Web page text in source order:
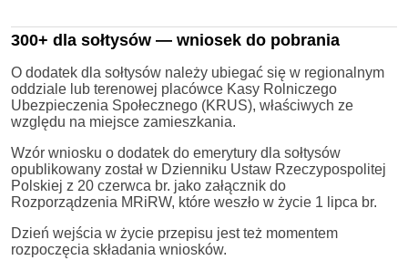
300+ dla sołtysów — wniosek do pobrania
O dodatek dla sołtysów należy ubiegać się w regionalnym
oddziale lub terenowej placówce Kasy Rolniczego
Ubezpieczenia Społecznego (KRUS), właściwych ze
względu na miejsce zamieszkania.
Wzór wniosku o dodatek do emerytury dla sołtysów
opublikowany został w Dzienniku Ustaw Rzeczypospolitej
Polskiej z 20 czerwca br. jako załącznik do
Rozporządzenia MRiRW, które weszło w życie 1 lipca br.
Dzień wejścia w życie przepisu jest też momentem
rozpoczęcia składania wniosków.